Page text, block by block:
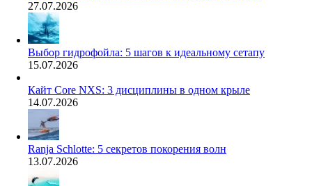
27.07.2026
Выбор гидрофойла: 5 шагов к идеальному сетапу
15.07.2026
Кайт Core NXS: 3 дисциплины в одном крыле
14.07.2026
Ranja Schlotte: 5 секретов покорения волн
13.07.2026